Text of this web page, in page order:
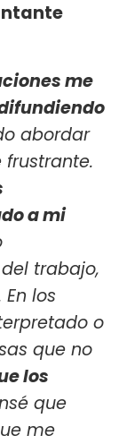
me
abordar
frustrante.
a mi
trabajo,
los
o
que no
los
que
me